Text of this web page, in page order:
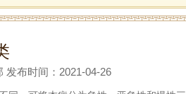
发布时间：2021-04-26